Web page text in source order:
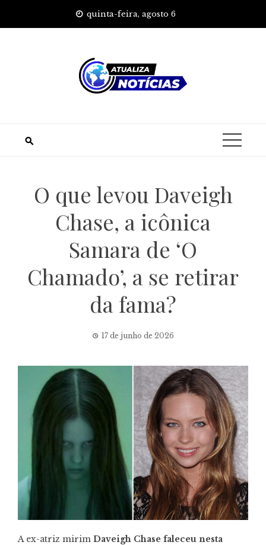
quinta-feira, agosto 6
O que levou Daveigh
Chase, a icônica
Samara de ‘O
Chamado’, a se retirar
da fama?
17 de junho de 2026
A ex-atriz mirim Daveigh Chase faleceu nesta